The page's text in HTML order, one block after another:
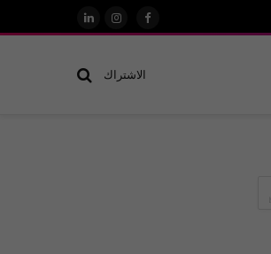
فيسبوكالانستغرام
لينكدإن
الاشتراك